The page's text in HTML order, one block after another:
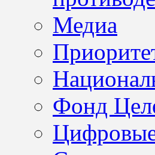
Медиа
Фонд